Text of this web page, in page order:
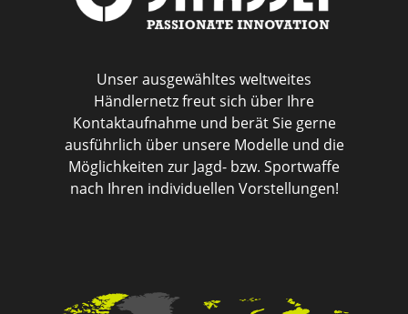
Unser ausgewähltes weltweites
Händlernetz freut sich über Ihre
Kontaktaufnahme und berät Sie gerne
ausführlich über unsere Modelle und die
Möglichkeiten zur Jagd- bzw. Sportwaffe
nach Ihren individuellen Vorstellungen!